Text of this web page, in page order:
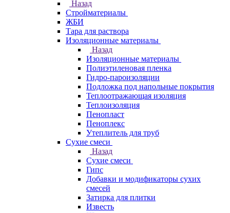
Назад
Стройматериалы
ЖБИ
Тара для раствора
Изоляционные материалы
Назад
Изоляционные материалы
Полиэтиленовая пленка
Гидро-пароизоляции
Подложка под напольные покрытия
Теплоотражающая изоляция
Теплоизоляция
Пенопласт
Пеноплекс
Утеплитель для труб
Сухие смеси
Назад
Сухие смеси
Гипс
Добавки и модификаторы сухих
смесей
Затирка для плитки
Известь